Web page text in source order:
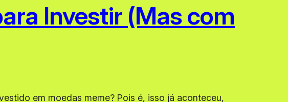
Investir (Mas com
em moedas meme? Pois é, isso já aconteceu,